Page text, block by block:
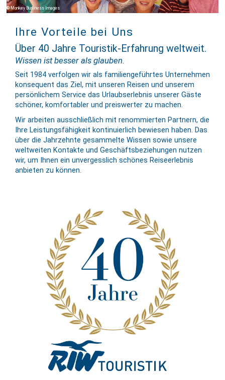
Monkey Business Images
Ihre Vorteile bei Uns
Über 40 Jahre Touristik-Erfahrung weltweit.
Wissen ist besser als glauben.
Seit 1984 verfolgen wir als familien­geführtes Unternehmen
konse­quent das Ziel, mit unseren Reisen und unserem
persön­lichem Service das Urlaubs­erlebnis unserer Gäste
schöner, komfor­tabler und preis­werter zu machen.
Wir arbeiten ausschließlich mit renommierten Partnern, die
Ihre Leis­tungs­fähig­keit kon­tinuier­lich bewiesen haben. Das
über die Jahr­zehnte gesam­melte Wissen sowie unsere
welt­weiten Kontakte und Geschäfts­be­zieh­ungen nutzen
wir, um Ihnen ein un­vergess­lich schönes Reise­er­leb­nis
anbieten zu können.